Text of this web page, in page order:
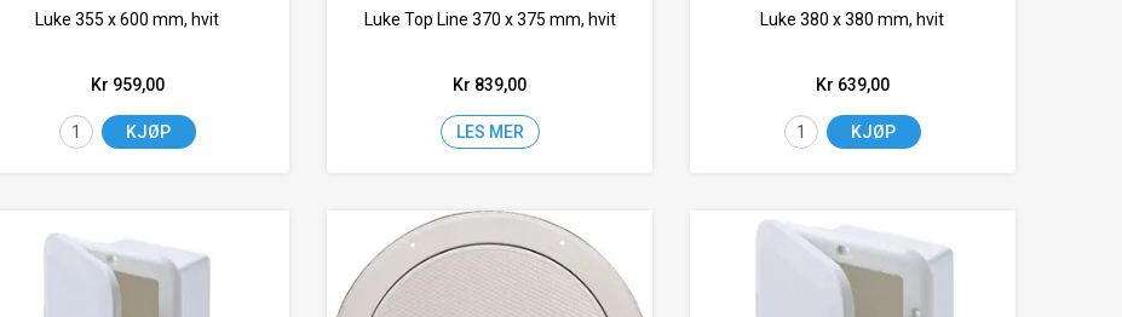
Luke 355 x 600 mm, hvit
Kr 959,00
KJØP
Luke Top Line 370 x 375 mm, hvit
Kr 839,00
LES MER
Luke 380 x 380 mm, hvit
Kr 639,00
KJØP